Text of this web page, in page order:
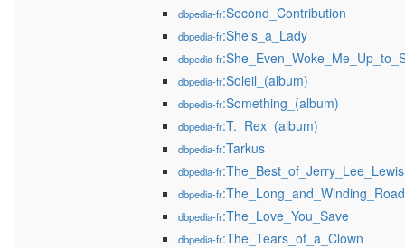
dbpedia-fr:Second_Contribution
dbpedia-fr:She's_a_Lady
dbpedia-fr
dbpedia-fr:Soleil_(album)
dbpedia-fr:Something_(album)
dbpedia-fr:T._Rex_(album)
dbpedia-fr:Tarkus
dbpedia-fr:The_Best_of_Jerry_Lee_Lewis
dbpedia-fr:The_Long_and_Winding_Road
dbpedia-fr:The_Love_You_Save
dbpedia-fr:The_Tears_of_a_Clown